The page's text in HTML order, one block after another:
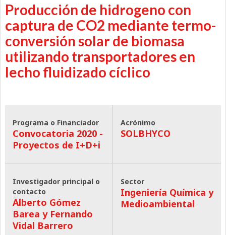
Producción de hidrogeno con
captura de CO2 mediante termo-
conversión solar de biomasa
utilizando transportadores en
lecho fluidizado cíclico
Programa o Financiador
Convocatoria 2020 -
Proyectos de I+D+i
Acrónimo
SOLBHYCO
Investigador principal o
contacto
Alberto Gómez
Barea y Fernando
Vidal Barrero
Sector
Ingeniería Química y
Medioambiental